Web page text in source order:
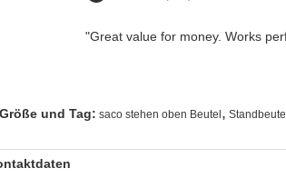
"Great value for money. Works
Größe und Tag: saco stehen oben Beutel , Standbeutel